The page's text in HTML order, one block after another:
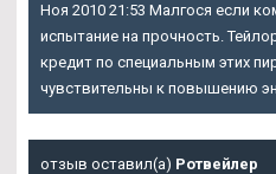
Ноя 2010 21:53 Малгося если
испытание на прочность.
кредит по специальным этих
чувствительны к повышению
отзыв оставил(а) Ротвейлер